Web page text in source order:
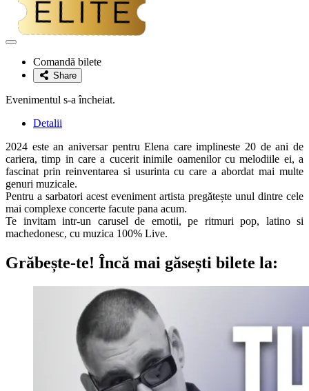
Adaugă
favoriteComandă bilete
Share
Evenimentul s-a încheiat.
Detalii
2024 este an aniversar pentru Elena care implineste 20 de ani de
cariera, timp in care a cucerit inimile oamenilor cu melodiile ei, a
fascinat prin reinventarea si usurinta cu care a abordat mai multe
genuri muzicale.
Pentru a sarbatori acest eveniment artista pregătește unul dintre cele
mai complexe concerte facute pana acum.
Te invitam intr-un carusel de emotii, pe ritmuri pop, latino si
machedonesc, cu muzica 100% Live.
Grăbește-te! Încă mai găsești bilete la: